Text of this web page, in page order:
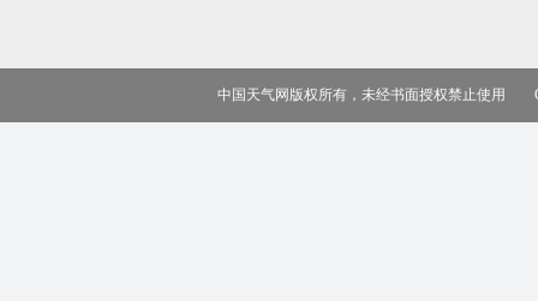
中国天气网版权所有，未经书面授权禁止使用